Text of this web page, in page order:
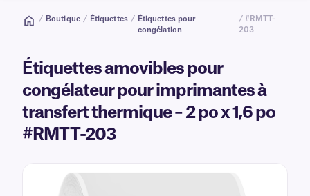
/ Boutique / Étiquettes / Étiquettes pour
congélation
/ #RMTT-
203
Étiquettes amovibles pour
congélateur pour imprimantes à
transfert thermique – 2 po x 1,6 po
#RMTT-203